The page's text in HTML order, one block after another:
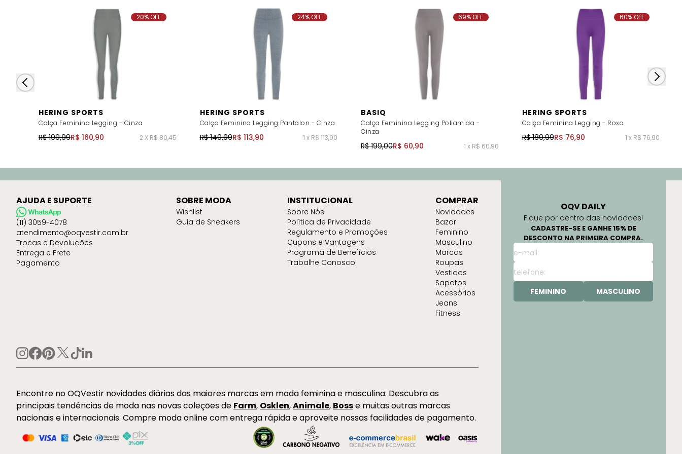
HERING SPORTS
Calça Feminina Legging - Cinza
R$ 199,99R$ 160,90 2 X R$ 80,45
20% OFF
HERING SPORTS
Calça Feminina Legging Pantalon - Cinza
R$ 149,99R$ 113,90 1 x R$ 113,90
24% OFF
BASIQ
Calça Feminina Legging Poliamida -
Cinza
R$ 199,00R$ 60,90 1 x R$ 60,90
69% OFF
HERING SPORTS
Calça Feminina Legging - Roxo
R$ 189,99R$ 76,90 1 x R$ 76,90
60% OFF
OQV DAILY
Fique por dentro das novidades!
CADASTRE-SE E GANHE 15% DE
DESCONTO NA PRIMEIRA COMPRA.
FEMININO MASCULINO
AJUDA E SUPORTE
(11) 3059-4078
atendimento@oqvestir.com.br
Trocas e Devoluções
Entrega e Frete
Pagamento
SOBRE MODA
Wishlist
Guia de Sneakers
INSTITUCIONAL
Sobre Nós
Política de Privacidade
Regulamento e Promoções
Cupons e Vantagens
Programa de Benefícios
Trabalhe Conosco
COMPRAR
Novidades
Bazar
Feminino
Masculino
Marcas
Roupas
Vestidos
Sapatos
Acessórios
Jeans
Fitness
Encontre no OQVestir novidades diárias das maiores marcas em moda feminina e masculina. Descubra as
principais tendências de moda nas novas coleções de Farm, Osklen,Animale, Bosse muitas outras marcas
nacionais e internacionais. Compre moda online com entrega rápida e aproveite nossas facilidades de pagamento.